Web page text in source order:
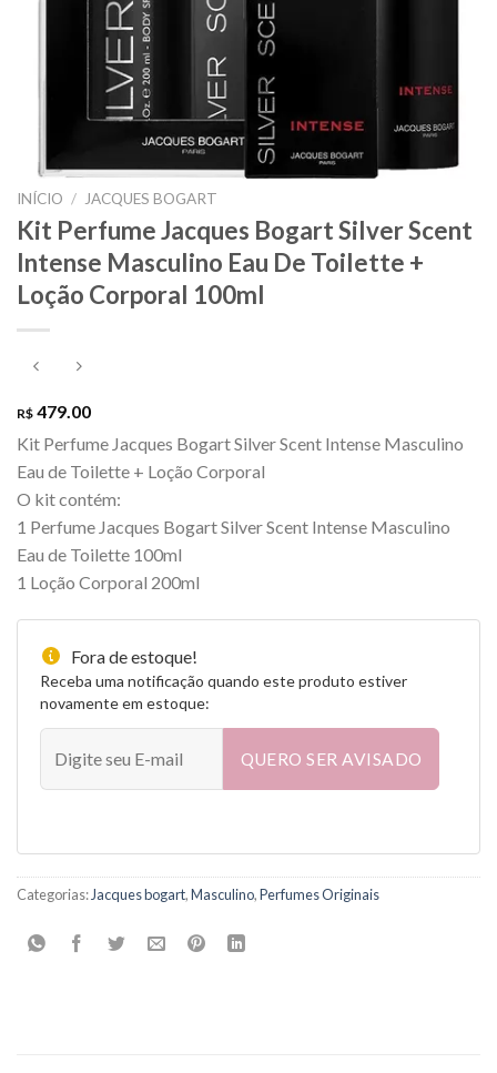
INÍCIO / JACQUES BOGART
Kit Perfume Jacques Bogart Silver Scent
Intense Masculino Eau De Toilette +
Loção Corporal 100ml
R$ 479.00
Kit Perfume Jacques Bogart Silver Scent Intense Masculino
Eau de Toilette + Loção Corporal
O kit contém:
1 Perfume Jacques Bogart Silver Scent Intense Masculino
Eau de Toilette 100ml
1 Loção Corporal 200ml
Fora de estoque!
Receba uma notificação quando este produto estiver
novamente em estoque:
QUERO SER AVISADO
Categorias: Jacques bogart,Masculino,Perfumes Originais